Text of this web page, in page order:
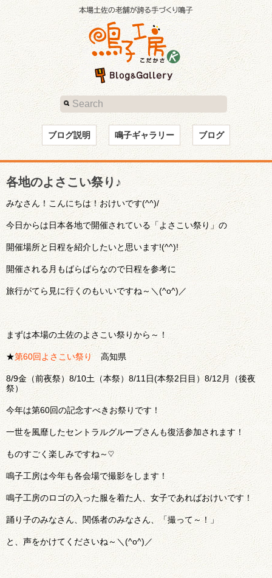
ブログ説明 鳴子ギャラリー ブログ
各地のよさこい祭り♪
みなさん！こんにちは！おけいです(^^)/
今日からは日本各地で開催されている「よさこい祭り」の
開催場所と日程を紹介したいと思います!(^^)!
開催される月もばらばらなので日程を参考に
旅行がてら見に行くのもいいですね～＼(^o^)／
まずは本場の土佐のよさこい祭りから～！
★第60回よさこい祭り 高知県
8/9金（前夜祭）8/10土（本祭）8/11日(本祭2日目）8/12月（後夜
祭）
今年は第60回の記念すべきお祭りです！
一世を風靡したセントラルグループさんも復活参加されます！
ものすごく楽しみですね～♡
鳴子工房は今年も各会場で撮影をします！
鳴子工房のロゴの入った服を着た人、女子であればおけいです！
踊り子のみなさん、関係者のみなさん、「撮って～！」
と、声をかけてくださいね～＼(^o^)／